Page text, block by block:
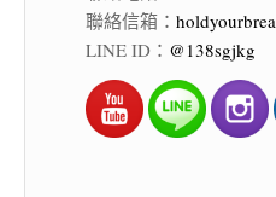
聯絡信箱：
LINE ID： @138sgjkg